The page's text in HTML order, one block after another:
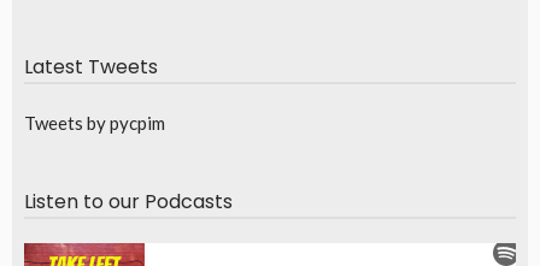
Latest Tweets
Tweets by pycpim
Listen to our Podcasts